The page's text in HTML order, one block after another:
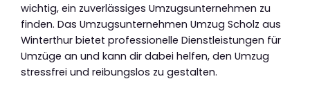
wichtig, ein zuverlässiges Umzugsunternehmen zu
finden. Das Umzugsunternehmen Umzug Scholz aus
Winterthur bietet professionelle Dienstleistungen für
Umzüge an und kann dir dabei helfen, den Umzug
stressfrei und reibungslos zu gestalten.